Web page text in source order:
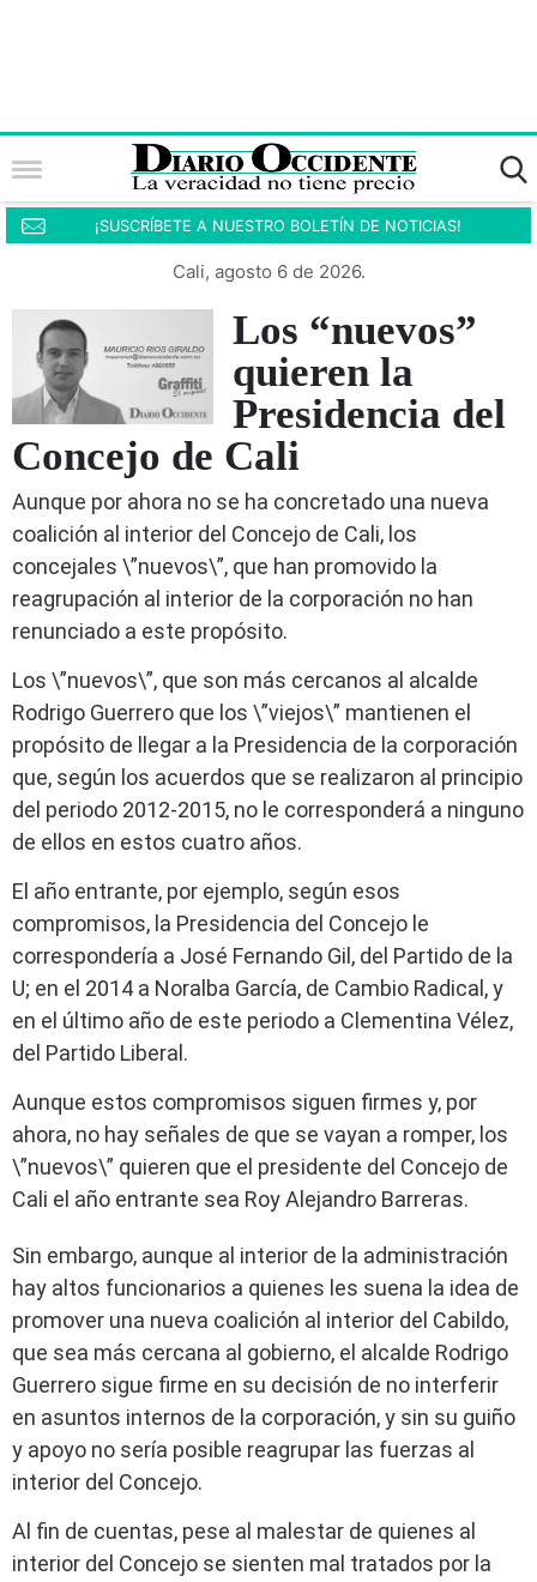
¡SUSCRÍBETE A NUESTRO BOLETÍN DE NOTICIAS!
Cali, agosto 6 de 2026.
Los “nuevos”
quieren la
Presidencia del
Concejo de Cali
Aunque por ahora no se ha concretado una nueva
coalición al interior del Concejo de Cali, los
concejales \”nuevos\”, que han promovido la
reagrupación al interior de la corporación no han
renunciado a este propósito.
Los \”nuevos\”, que son más cercanos al alcalde
Rodrigo Guerrero que los \”viejos\” mantienen el
propósito de llegar a la Presidencia de la corporación
que, según los acuerdos que se realizaron al principio
del periodo 2012-2015, no le corresponderá a ninguno
de ellos en estos cuatro años.
El año entrante, por ejemplo, según esos
compromisos, la Presidencia del Concejo le
correspondería a José Fernando Gil, del Partido de la
U; en el 2014 a Noralba García, de Cambio Radical, y
en el último año de este periodo a Clementina Vélez,
del Partido Liberal.
Aunque estos compromisos siguen firmes y, por
ahora, no hay señales de que se vayan a romper, los
\”nuevos\” quieren que el presidente del Concejo de
Cali el año entrante sea Roy Alejandro Barreras.
Sin embargo, aunque al interior de la administración
hay altos funcionarios a quienes les suena la idea de
promover una nueva coalición al interior del Cabildo,
que sea más cercana al gobierno, el alcalde Rodrigo
Guerrero sigue firme en su decisión de no interferir
en asuntos internos de la corporación, y sin su guiño
y apoyo no sería posible reagrupar las fuerzas al
interior del Concejo.
Al fin de cuentas, pese al malestar de quienes al
interior del Concejo se sienten mal tratados por la